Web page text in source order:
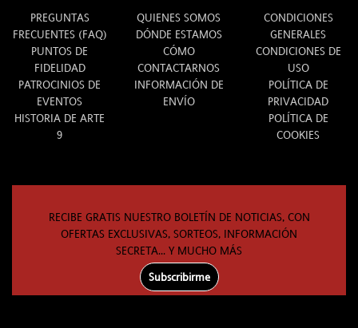
PREGUNTAS
FRECUENTES (FAQ)
PUNTOS DE
FIDELIDAD
PATROCINIOS DE
EVENTOS
HISTORIA DE ARTE
9
QUIENES SOMOS
DÓNDE ESTAMOS
CÓMO
CONTACTARNOS
INFORMACIÓN DE
ENVÍO
CONDICIONES
GENERALES
CONDICIONES DE
USO
POLÍTICA DE
PRIVACIDAD
POLÍTICA DE
COOKIES
RECIBE GRATIS NUESTRO BOLETÍN DE NOTICIAS, CON
OFERTAS EXCLUSIVAS, SORTEOS, INFORMACIÓN
SECRETA... Y MUCHO MÁS
Subscribirme